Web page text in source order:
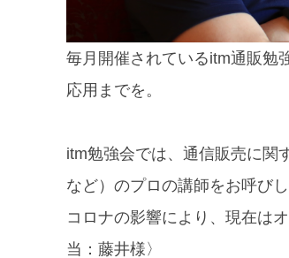
毎月開催されているitm通販勉
応用までを。
itm勉強会では、通信販売に関
など）のプロの講師をお呼び
コロナの影響により、現在は
当：藤井様〉